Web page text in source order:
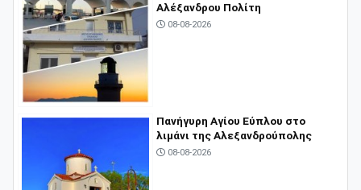
Αλέξανδρου Πολίτη
08-08-2026
Πανήγυρη Αγίου Εύπλου στο
λιμάνι της Αλεξανδρούπολης
08-08-2026